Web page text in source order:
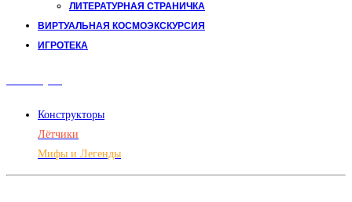
ЛИТЕРАТУРНАЯ СТРАНИЧКА
ВИРТУАЛЬНАЯ КОСМОЭКСКУРСИЯ
ИГРОТЕКА
Конструкторы
Лётчики
Мифы и Легенды